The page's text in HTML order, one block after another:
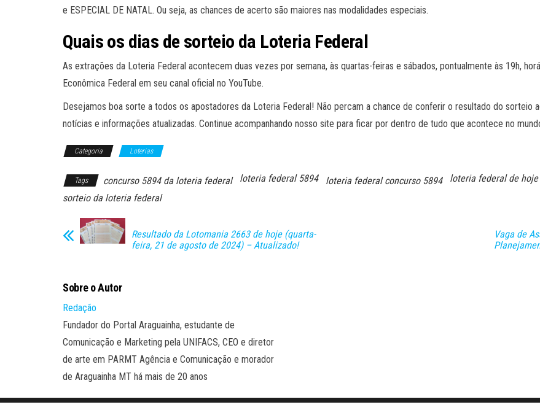
e ESPECIAL DE NATAL. Ou seja, as chances de acerto são maiores nas modalidades especiais.
Quais os dias de sorteio da Loteria Federal
As extrações da Loteria Federal acontecem duas vezes por semana, às quartas-feiras e sábados, pontualmente às 19h,
Econômica Federal em seu canal oficial no YouTube.
Desejamos boa sorte a todos os apostadores da Loteria Federal! Não percam a chance de conferir o resultado do sorteio
notícias e informações atualizadas. Continue acompanhando nosso site para ficar por dentro de tudo que acontece no
Categoria Loterias
Tags concurso 5894 da loteria federal loteria federal 5894 loteria federal concurso 5894 loteria federal de hoje
sorteio da loteria federal
Resultado da Lotomania 2663 de hoje (quarta-
feira, 21 de agosto de 2024) – Atualizado!
Vaga de
Sobre o Autor
Redação
Fundador do Portal Araguainha, estudante de
Comunicação e Marketing pela UNIFACS, CEO e diretor
de arte em PARMT Agência e Comunicação e morador
de Araguainha MT há mais de 20 anos